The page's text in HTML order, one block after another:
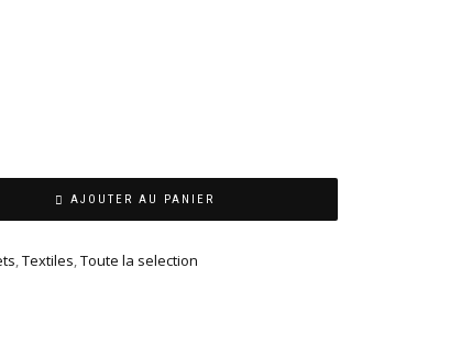
AJOUTER AU PANIER
,Textiles,Toute la selection